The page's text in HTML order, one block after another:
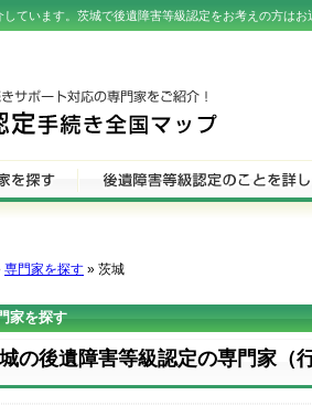
ています。茨城で後遺障害等級認定をお考えの方は
専門家を探す » 茨城
家を探す
の後遺障害等級認定の専門家（